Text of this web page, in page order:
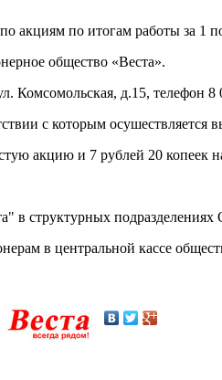
по итогам работы за 1
общество «Веста».
Комсомольская, д.15, телефон 8
с которым осушествляется
акцию и 7 рублей 20 копеек
в структурных
в центральной кассе